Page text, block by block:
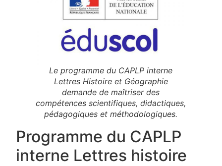
Le programme du CAPLP interne
Lettres Histoire et Géographie
demande de maîtriser des
compétences scientifiques, didactiques,
pédagogiques et méthodologiques.
Programme du CAPLP
interne Lettres histoire